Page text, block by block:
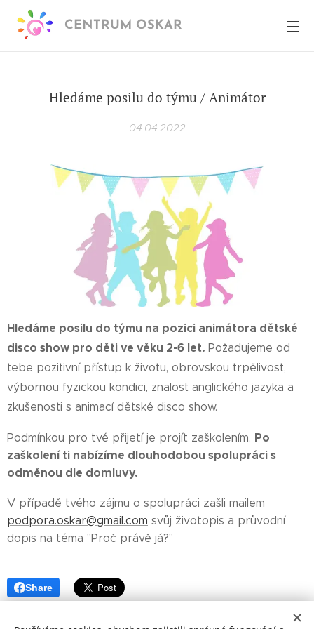
CENTRUM OSKAR
Hledáme posilu do týmu / Animátor
04.04.2022
Hledáme posilu do týmu na pozici animátora dětské
disco show pro děti ve věku 2-6 let. Požadujeme od
tebe pozitivní přístup k životu, obrovskou trpělivost,
výbornou fyzickou kondici, znalost anglického jazyka a
zkušenosti s animací dětské disco show.
Podmínkou pro tvé přijetí je projít zaškolením. Po
zaškolení ti nabízíme dlouhodobou spolupráci s
odměnou dle domluvy.
V případě tvého zájmu o spolupráci zašli mailem
podpora.oskar@gmail.com svůj životopis a průvodní
dopis na téma "Proč právě já?"
Share